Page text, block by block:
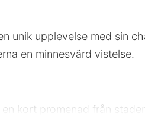
unik upplevelse med sin
en minnesvärd vistelse.
kort promenad från